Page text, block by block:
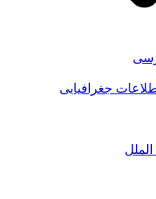
جغرافیایی